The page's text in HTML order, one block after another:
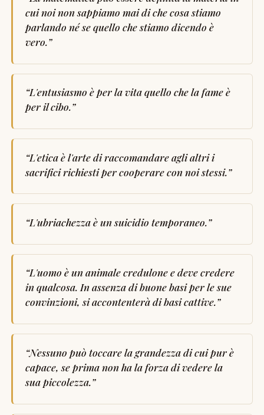
cui noi non sappiamo mai di che cosa stiamo
parlando né se quello che stiamo dicendo è
vero.”
“L'entusiasmo è per la vita quello che la fame è
per il cibo.”
“L'etica è l'arte di raccomandare agli altri i
sacrifici richiesti per cooperare con noi stessi.”
“L'ubriachezza è un suicidio temporaneo.”
“L'uomo è un animale credulone e deve credere
in qualcosa. In assenza di buone basi per le sue
convinzioni, si accontenterà di basi cattive.”
“Nessuno può toccare la grandezza di cui pur è
capace, se prima non ha la forza di vedere la
sua piccolezza.”